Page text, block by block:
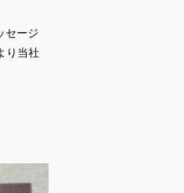
セージ
り当社